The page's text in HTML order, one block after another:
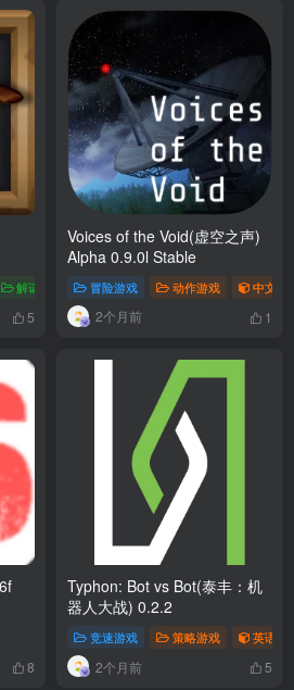
解谜游戏 中文游戏
5
Voices of the Void(虚空之声)
Alpha 0.9.0l Stable
冒险游戏 动作游戏 中文游
2个月前 1
8
Typhon: Bot vs Bot(泰丰：机
器人大战) 0.2.2
竞速游戏 策略游戏 英语游
2个月前 5